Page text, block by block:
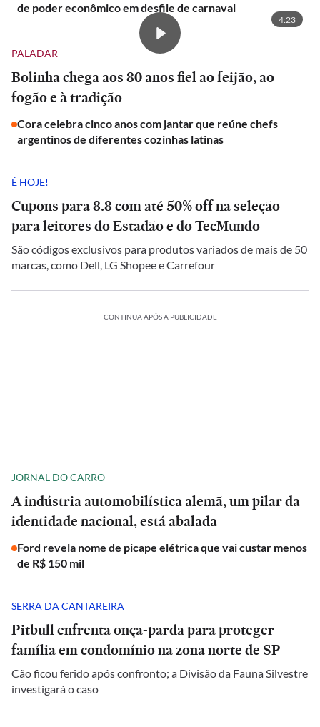
de poder econômico em desfile de carnaval
4:23
PALADAR
Bolinha chega aos 80 anos fiel ao feijão, ao
fogão e à tradição
Cora celebra cinco anos com jantar que reúne chefs
argentinos de diferentes cozinhas latinas
É HOJE!
Cupons para 8.8 com até 50% off na seleção
para leitores do Estadão e do TecMundo
São códigos exclusivos para produtos variados de mais de 50
marcas, como Dell, LG Shopee e Carrefour
CONTINUA APÓS A PUBLICIDADE
JORNAL DO CARRO
A indústria automobilística alemã, um pilar da
identidade nacional, está abalada
Ford revela nome de picape elétrica que vai custar menos
de R$ 150 mil
SERRA DA CANTAREIRA
Pitbull enfrenta onça-parda para proteger
família em condomínio na zona norte de SP
Cão ficou ferido após confronto; a Divisão da Fauna Silvestre
investigará o caso